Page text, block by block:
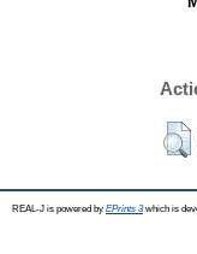
REAL-J is powered by EPrints 3which is